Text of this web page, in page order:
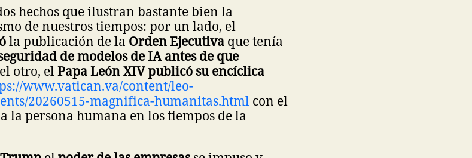
hechos que ilustran bastante bien la
de nuestros tiempos: por un lado, el
la publicación de la Orden Ejecutiva que tenía
de modelos de IA antes de que
otro, elPapa León XIV publicó su encíclica
www.vatican.va/content/leo-
20260515-magnifica-humanitas.html con el
la persona humana en los tiempos de la